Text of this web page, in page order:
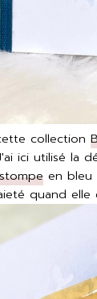
collection
ici utilisé la
en bleu
quand elle